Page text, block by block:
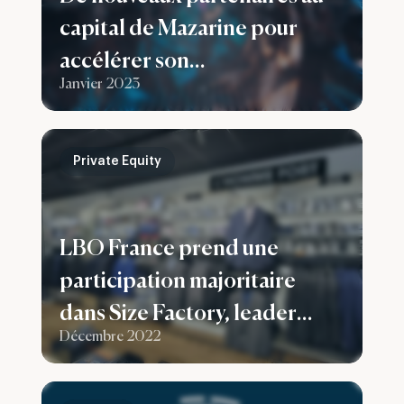
capital de Mazarine pour
accélérer son
developpement en France et
dans le monde
Janvier 2023
LBO France prend une
participation majoritaire
dans Size Factory, leader
français de la grande taille
pour homme
Décembre 2022
Private Equity